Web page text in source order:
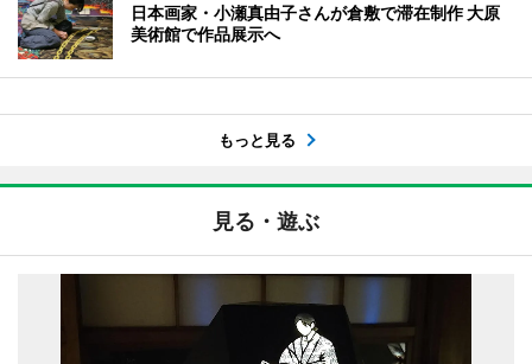
日本画家・小瀬真由子さんが倉敷で滞在制作 大原
美術館で作品展示へ
もっと見る
見る・遊ぶ